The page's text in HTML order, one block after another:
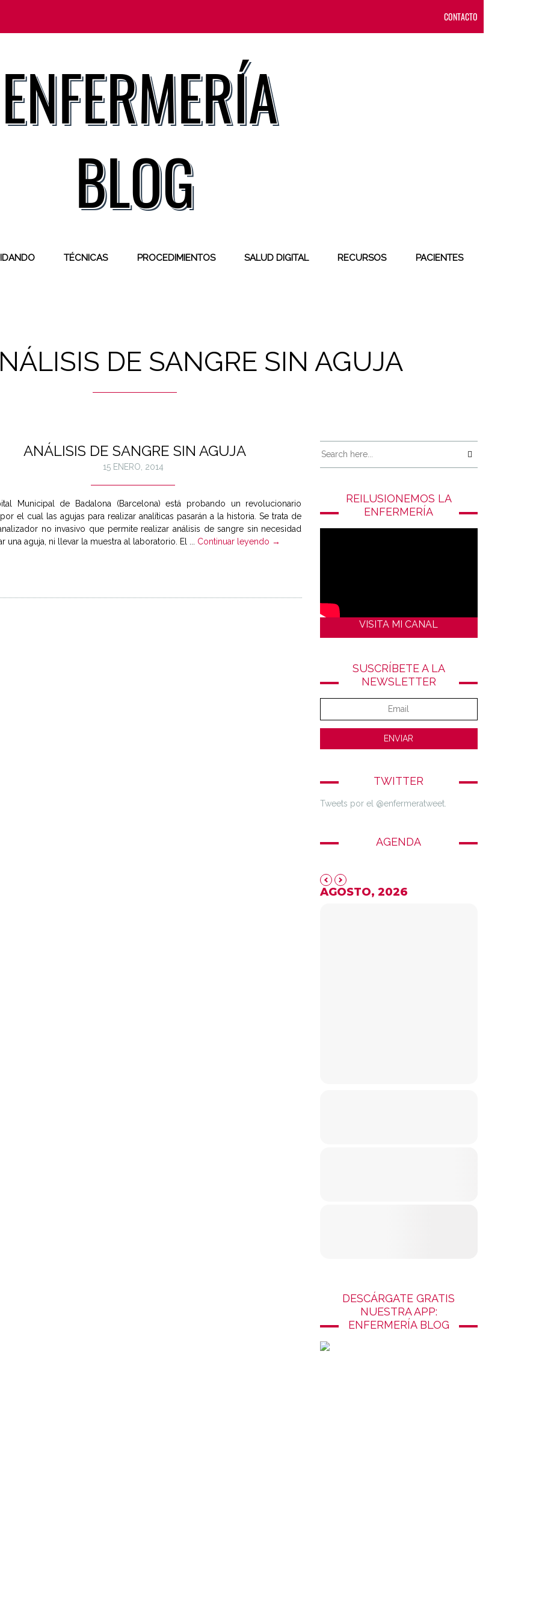
CONTACTO
TÉCNICAS PROCEDIMIENTOS SALUD DIGITAL RECURSOS PACIENTES
DE SANGRE SIN AGUJA
ANÁLISIS DE SANGRE SIN AGUJA
15 ENERO, 2014
Municipal de Badalona (Barcelona) está probando un revolucionario
el cual las agujas para realizar analíticas pasarán a la historia. Se trata de
no invasivo que permite realizar análisis de sangre sin necesidad
una aguja, ni llevar la muestra al laboratorio. El ... Continuar leyendo →
REILUSIONEMOS LA
ENFERMERÍA
VISITA MI CANAL
SUSCRÍBETE A LA
NEWSLETTER
TWITTER
Tweets por el @enfermeratweet.
AGENDA
AGOSTO, 2026
DESCÁRGATE GRATIS
NUESTRA APP:
ENFERMERÍA BLOG